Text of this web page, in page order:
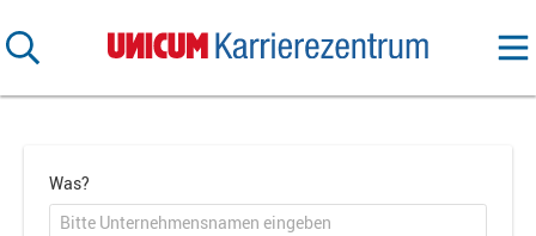
Was?